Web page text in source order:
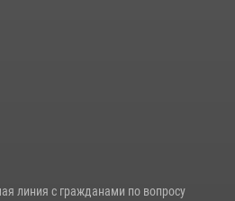
магазина
линия с гражданами по вопросу